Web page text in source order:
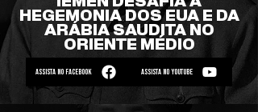
HEGEMONIA DOS EUA E DA
ARÁBIA SAUDITA NO
ORIENTE MÉDIO
ASSISTA NO FACEBOOK ASSISTA NO YOUTUBE